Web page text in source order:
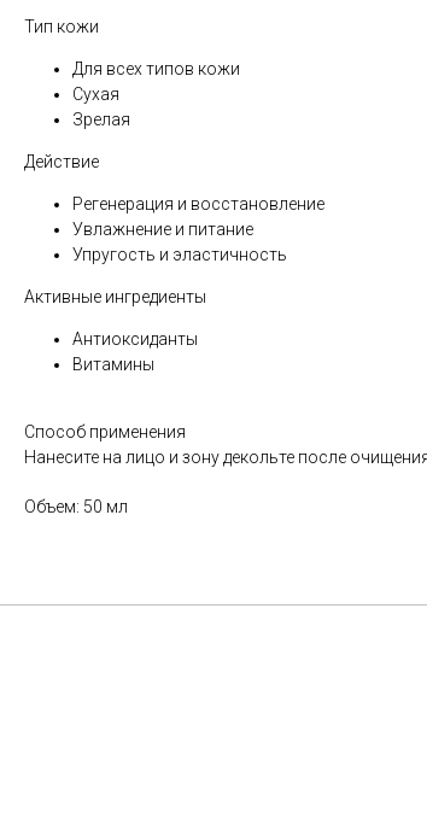
Тип кожи
Для всех типов кожи
Сухая
Зрелая
Действие
Регенерация и восстановление
Увлажнение и питание
Упругость и эластичность
Активные ингредиенты
Антиоксиданты
Витамины
Способ применения
Нанесите на лицо и зону декольте после
Объем: 50 мл